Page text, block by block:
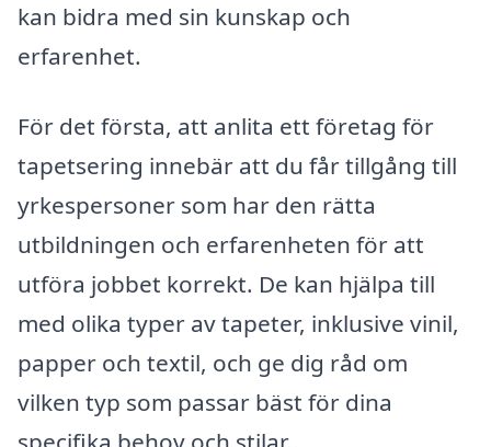
kan bidra med sin kunskap och
erfarenhet.
För det första, att anlita ett företag för
tapetsering innebär att du får tillgång till
yrkespersoner som har den rätta
utbildningen och erfarenheten för att
utföra jobbet korrekt. De kan hjälpa till
med olika typer av tapeter, inklusive vinil,
papper och textil, och ge dig råd om
vilken typ som passar bäst för dina